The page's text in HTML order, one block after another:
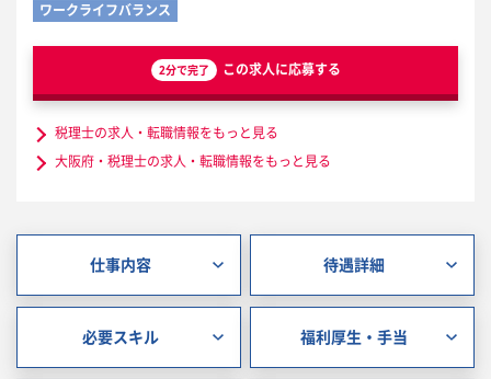
ワークライフバランス
2分で完了 この求人に応募する
税理士の求人・転職情報をもっと見る
大阪府・税理士の求人・転職情報をもっと見る
仕事内容 待遇詳細
必要スキル 福利厚生・手当